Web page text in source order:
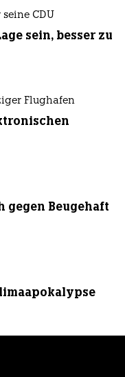
CDU
sein, besser zu
Flughafen
gegen Beugehaft